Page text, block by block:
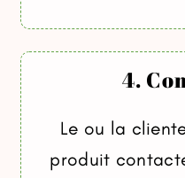
4.
Le ou la
produit